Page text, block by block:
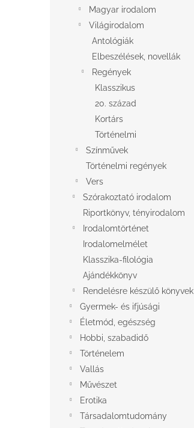
Magyar irodalom
Világirodalom
Antológiák
Elbeszélések, novellák
Regények
Klasszikus
20. század
Kortárs
Történelmi
Színművek
Történelmi regények
Vers
Szórakoztató irodalom
Riportkönyv, tényirodalom
Irodalomtörténet
Irodalomelmélet
Klasszika-filológia
Ajándékkönyv
Rendelésre készülő könyvek
Gyermek- és ifjúsági
Életmód, egészség
Hobbi, szabadidő
Történelem
Vallás
Művészet
Erotika
Társadalomtudomány